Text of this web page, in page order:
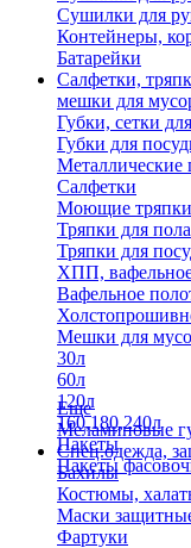
Сушилки для
Контейнеры,
Батарейки
Салфетки,
мешки для
Губки, сетки
Губки для
Металлические
Салфетки
Моющие тряпки
Тряпки для пола
Тряпки для
ХПП,
Вафельное
Мешки для
30л
60л
120л
160,180,240л
Пакеты
Пакеты
Еще
Меламиновые
Спец.одежда,
Бахилы
Костюмы,
Маски
Фартуки